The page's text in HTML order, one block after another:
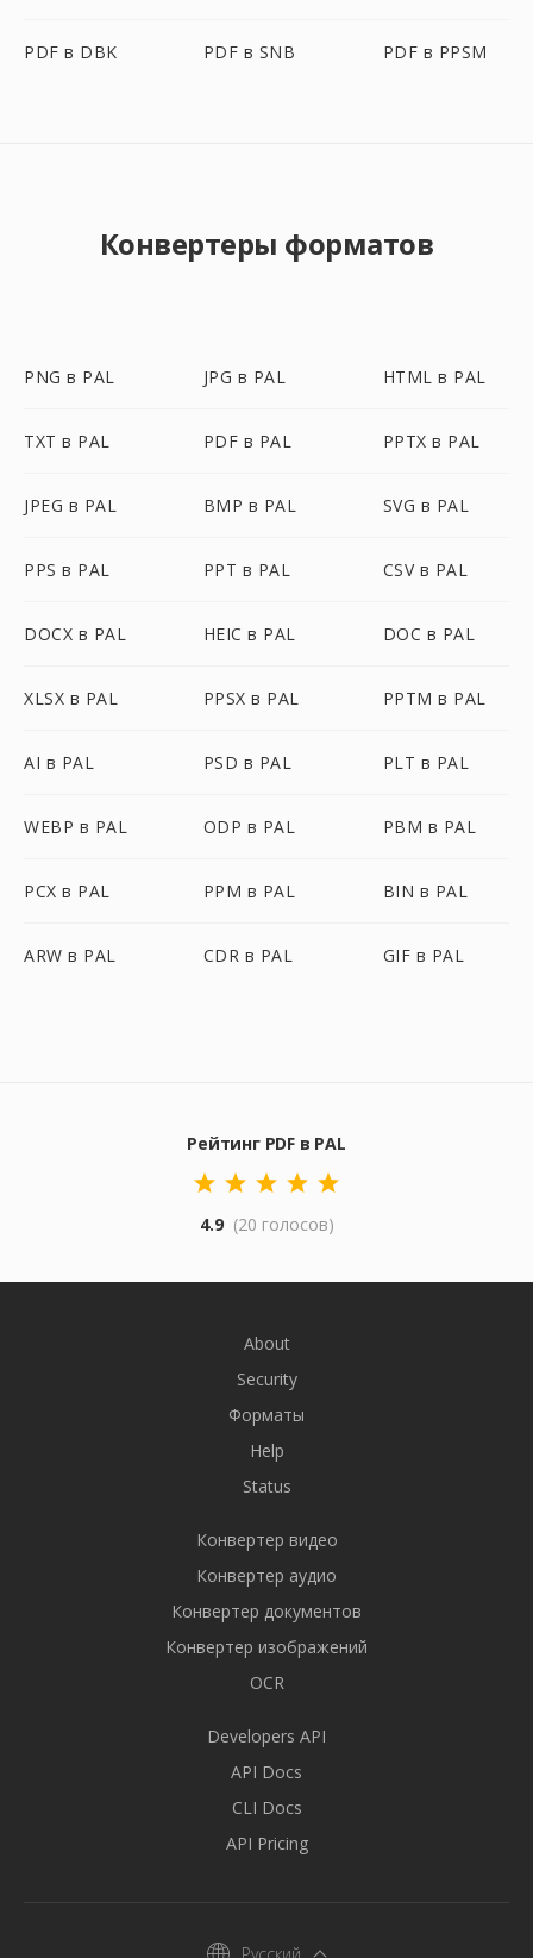
PDF в DBK PDF в SNB PDF в PPSM
Конвертеры форматов
PNG в PAL JPG в PAL HTML в PAL
TXT в PAL PDF в PAL PPTX в PAL
JPEG в PAL BMP в PAL SVG в PAL
PPS в PAL PPT в PAL CSV в PAL
DOCX в PAL HEIC в PAL DOC в PAL
XLSX в PAL PPSX в PAL PPTM в PAL
AI в PAL PSD в PAL PLT в PAL
WEBP в PAL ODP в PAL PBM в PAL
PCX в PAL PPM в PAL BIN в PAL
ARW в PAL CDR в PAL GIF в PAL
Рейтинг PDF в PAL
4.9 (20 голосов)
About
Security
Форматы
Help
Status
Конвертер видео
Конвертер аудио
Конвертер документов
Конвертер изображений
OCR
Developers API
API Docs
CLI Docs
API Pricing